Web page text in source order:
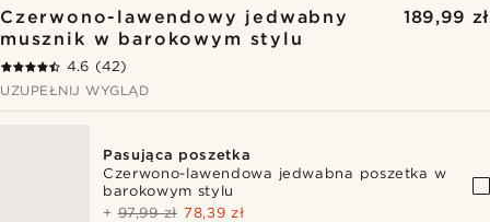
Czerwono-lawendowy jedwabny
musznik w barokowym stylu
189,99 zł
4.6 (42)
UZUPEŁNIJ WYGLĄD
Pasująca poszetka
Czerwono-lawendowa jedwabna poszetka w
barokowym stylu
+97,99 zł 78,39 zł